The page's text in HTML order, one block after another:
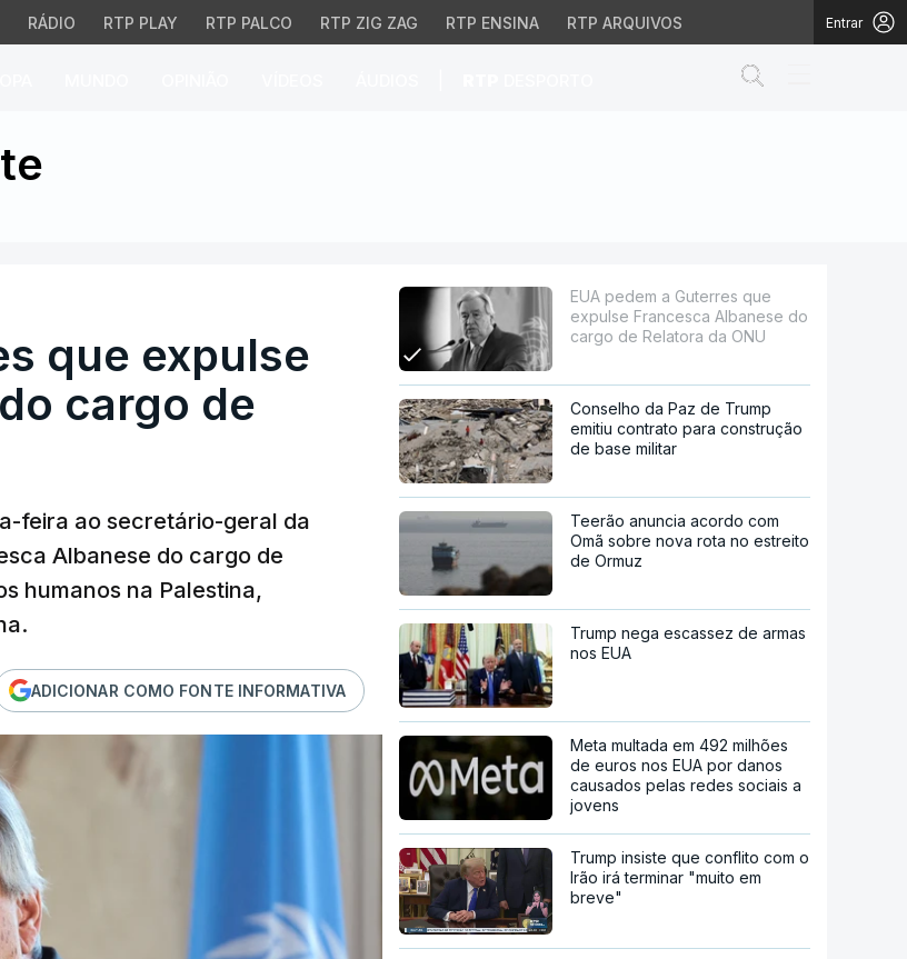
RÁDIO RTP PLAY RTP PALCO RTP ZIG ZAG RTP ENSINA RTP ARQUIVOS Entrar
expulse Francesca Albanese do
que expulse
cargo de
feira ao secretário-geral da
Albanese do cargo de
humanos na Palestina,
ADICIONAR COMO FONTE INFORMATIVA
EUA pedem a Guterres que
expulse Francesca Albanese do
cargo de Relatora da ONU
Conselho da Paz de Trump
emitiu contrato para construção
de base militar
Teerão anuncia acordo com
Omã sobre nova rota no estreito
de Ormuz
Trump nega escassez de armas
nos EUA
Meta multada em 492 milhões
de euros nos EUA por danos
causados pelas redes sociais a
jovens
Trump insiste que conflito com o
Irão irá terminar "muito em
breve"